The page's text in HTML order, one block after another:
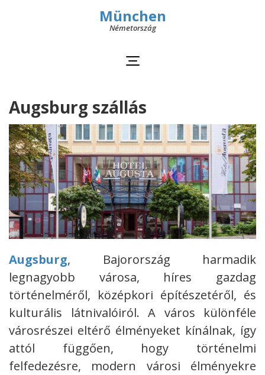
München
Németország
Augsburg szállás
Augsburg, Bajorország harmadik
legnagyobb városa, híres gazdag
történelméről, középkori építészetéről, és
kulturális látnivalóiról. A város különféle
városrészei eltérő élményeket kínálnak, így
attól függően, hogy történelmi
felfedezésre, modern városi élményekre